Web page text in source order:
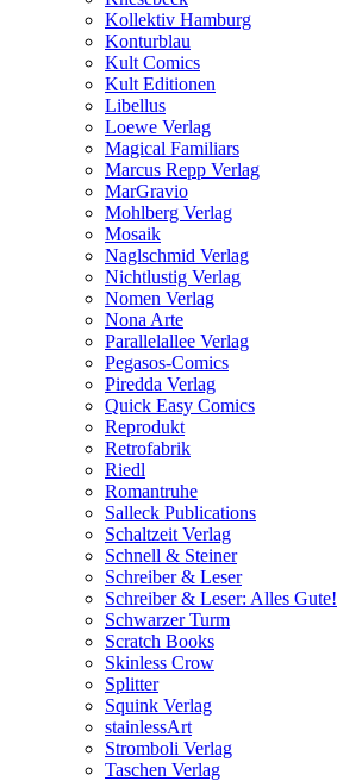
Kollektiv Hamburg
Konturblau
Kult Comics
Kult Editionen
Libellus
Loewe Verlag
Magical Familiars
Marcus Repp Verlag
MarGravio
Mohlberg Verlag
Mosaik
Naglschmid Verlag
Nichtlustig Verlag
Nomen Verlag
Nona Arte
Parallelallee Verlag
Pegasos-Comics
Piredda Verlag
Quick Easy Comics
Reprodukt
Retrofabrik
Riedl
Romantruhe
Salleck Publications
Schaltzeit Verlag
Schnell & Steiner
Schreiber & Leser
Schreiber & Leser: Alles Gute!
Schwarzer Turm
Scratch Books
Skinless Crow
Splitter
Squink Verlag
stainlessArt
Stromboli Verlag
Taschen Verlag